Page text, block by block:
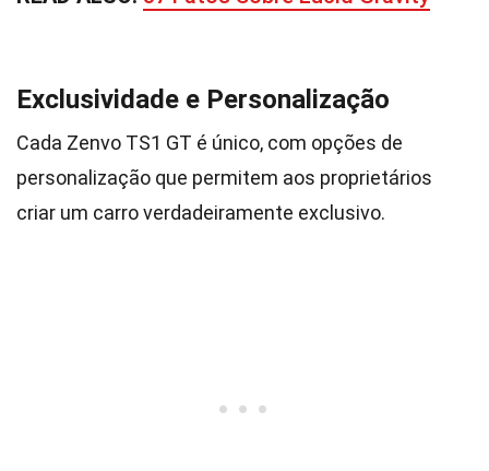
Exclusividade e Personalização
Cada Zenvo TS1 GT é único, com opções de
personalização que permitem aos proprietários
criar um carro verdadeiramente exclusivo.